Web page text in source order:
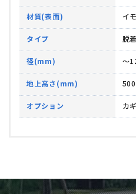
材質(表面) イ
タイプ 脱
径(mm) ～
地上高さ(mm)
オプション カ